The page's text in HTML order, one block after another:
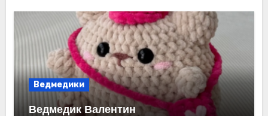
Ведмедики
Ведмедик Валентин